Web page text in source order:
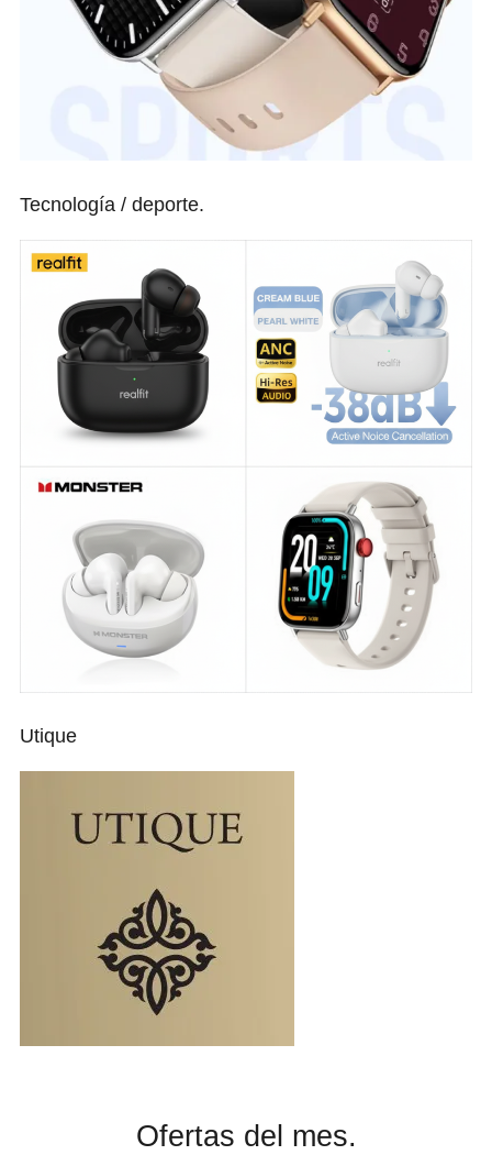
Tecnología / deporte.
Utique
Ofertas del mes.